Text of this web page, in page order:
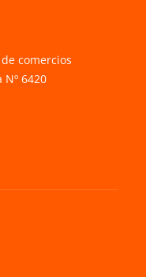
comercios
6420